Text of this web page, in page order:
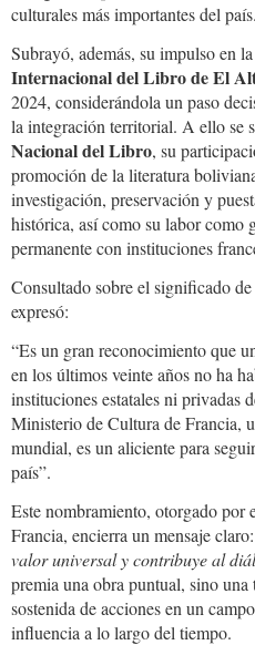
culturales más importantes del país.
Subrayó, además, su impulso en
Internacional del Libro de El
2024, considerándola un paso
la integración territorial. A ello se
Nacional del Libro, su
promoción de la literatura
investigación, preservación y
histórica, así como su labor como
permanente con instituciones
Consultado sobre el significado
expresó:
“Es un gran reconocimiento que
en los últimos veinte años no ha
instituciones estatales ni privadas
Ministerio de Cultura de Francia,
mundial, es un aliciente para
país”.
Este nombramiento, otorgado
Francia, encierra un mensaje claro:
valor universal y contribuye al
premia una obra puntual, sino una
sostenida de acciones en un
influencia a lo largo del tiempo.